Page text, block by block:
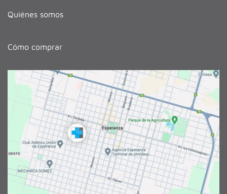
Quiénes somos
Cómo comprar